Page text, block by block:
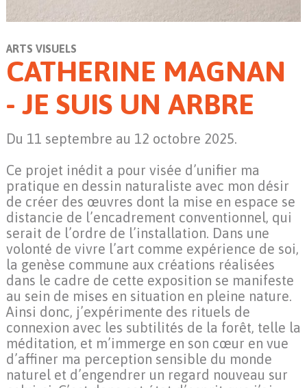
ARTS VISUELS
CATHERINE MAGNAN
- JE SUIS UN ARBRE
Du 11 septembre au 12 octobre 2025.
Ce projet inédit a pour visée d’unifier ma
pratique en dessin naturaliste avec mon désir
de créer des œuvres dont la mise en espace se
distancie de l’encadrement conventionnel, qui
serait de l’ordre de l’installation. Dans une
volonté de vivre l’art comme expérience de soi,
la genèse commune aux créations réalisées
dans le cadre de cette exposition se manifeste
au sein de mises en situation en pleine nature.
Ainsi donc, j’expérimente des rituels de
connexion avec les subtilités de la forêt, telle la
méditation, et m’immerge en son cœur en vue
d’affiner ma perception sensible du monde
naturel et d’engendrer un regard nouveau sur